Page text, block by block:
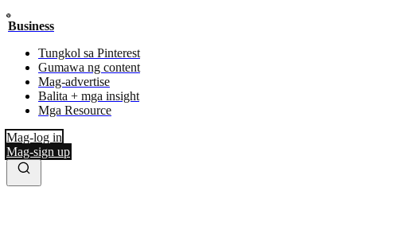
Business
Tungkol sa Pinterest
Gumawa ng content
Mag-advertise
Balita + mga insight
Mga Resource
Mag-log in
Mag-sign up